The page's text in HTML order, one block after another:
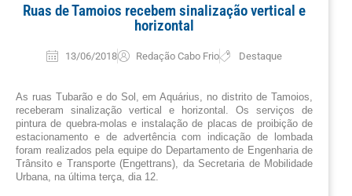
Ruas de Tamoios recebem sinalização vertical e
horizontal
13/06/2018 Redação Cabo Frio Destaque
As ruas Tubarão e do Sol, em Aquárius, no distrito de Tamoios,
receberam sinalização vertical e horizontal. Os serviços de
pintura de quebra-molas e instalação de placas de proibição de
estacionamento e de advertência com indicação de lombada
foram realizados pela equipe do Departamento de Engenharia de
Trânsito e Transporte (Engettrans), da Secretaria de Mobilidade
Urbana, na última terça, dia 12.